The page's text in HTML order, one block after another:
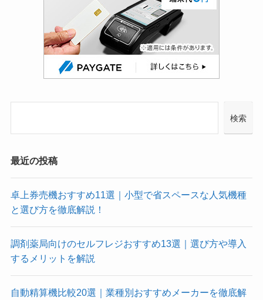
検索
最近の投稿
卓上券売機おすすめ11選｜小型で省スペースな人気機種
と選び方を徹底解説！
調剤薬局向けのセルフレジおすすめ13選｜選び方や導入
するメリットを解説
自動精算機比較20選｜業種別おすすめメーカーを徹底解